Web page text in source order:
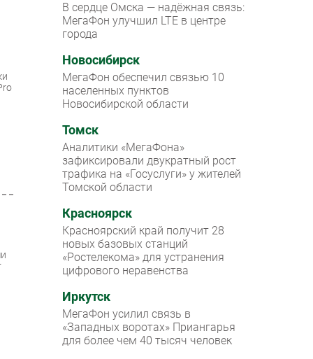
Аналитика
Интервью
Мероприятия
Проекты
IT класс
Тестовый стенд
Каталог компаний
В сердце Омска — надёжная связь:
МегаФон улучшил LTE в центре
города
Новосибирск
МегаФон обеспечил связью 10
населенных пунктов
Новосибирской области
Томск
Аналитики «МегаФона»
зафиксировали двукратный рост
трафика на «Госуслуги» у жителей
Томской области
Красноярск
Красноярский край получит 28
новых базовых станций
«Ростелекома» для устранения
цифрового неравенства
Иркутск
МегаФон усилил связь в
«Западных воротах» Приангарья
для более чем 40 тысяч человек